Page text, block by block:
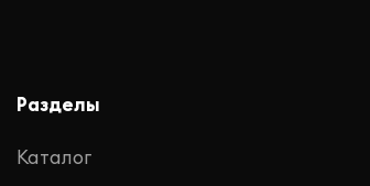
Разделы
Каталог